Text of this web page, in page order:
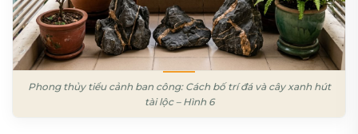
Phong thủy tiểu cảnh ban công: Cách bố trí đá và cây xanh hút
tài lộc – Hình 6